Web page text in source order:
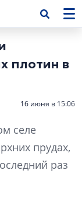
плотин в
16 июня в 15:06
селе
прудах,
раз